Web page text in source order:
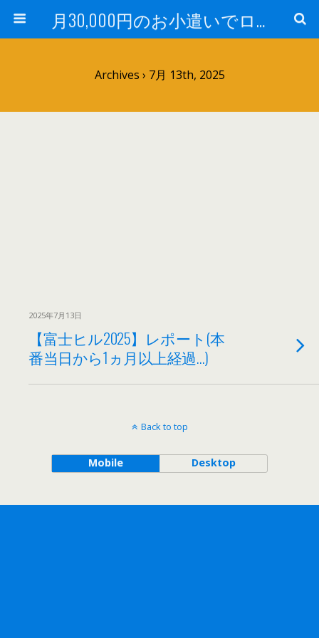
月30,000円のお小遣いでロードバイク
Archives › 7月 13th, 2025
2025年7月13日
【富士ヒル2025】レポート(本
番当日から1ヵ月以上経過…)
Back to top
Mobile Desktop